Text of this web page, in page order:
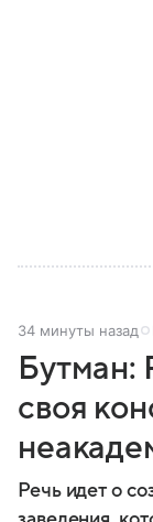
34 минуты назад
Бутман:
своя
Речь идет о